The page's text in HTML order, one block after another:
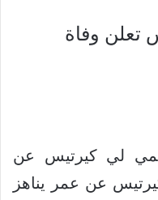
تعلن وفاة
جيمي لي كيرتيس عن
عن عمر يناهز